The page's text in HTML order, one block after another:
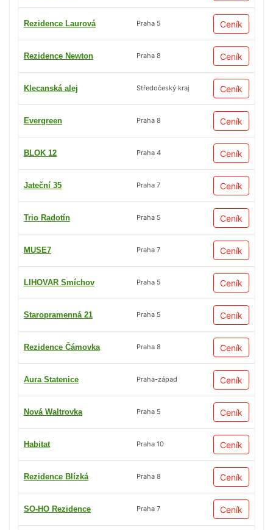
Rezidence Laurová Praha 5 Ceník
Rezidence Newton Praha 8 Ceník
Klecanská alej Středočeský kraj Ceník
Evergreen Praha 8 Ceník
BLOK 12 Praha 4 Ceník
Jateční 35 Praha 7 Ceník
Trio Radotín Praha 5 Ceník
MUSE7 Praha 7 Ceník
LIHOVAR Smíchov Praha 5 Ceník
Staropramenná 21 Praha 5 Ceník
Rezidence Čámovka Praha 8 Ceník
Aura Statenice Praha-západ Ceník
Nová Waltrovka Praha 5 Ceník
Habitat Praha 10 Ceník
Rezidence Blízká Praha 8 Ceník
SO-HO Rezidence Praha 7 Ceník